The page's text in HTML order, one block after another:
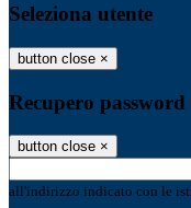
Seleziona utente
button close ×
Recupero password
button close ×
all'indirizzo indicato con le